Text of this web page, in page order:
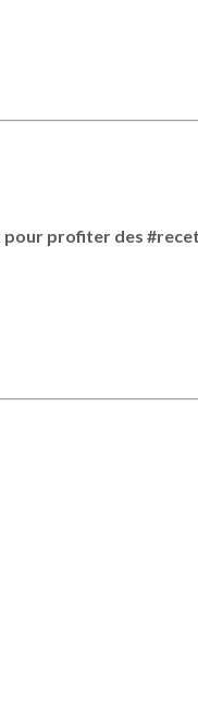
pour profiter des